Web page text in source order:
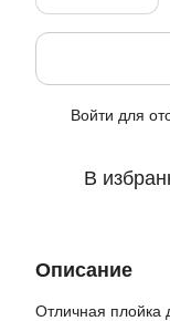
Войти для
В
Описание
Отличная плойка